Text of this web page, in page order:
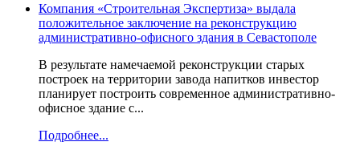
Компания «Строительная Экспертиза» выдала
положительное заключение на реконструкцию
административно-офисного здания в Севастополе
В результате намечаемой реконструкции старых
построек на территории завода напитков инвестор
планирует построить современное административно-
офисное здание с...
Подробнее...